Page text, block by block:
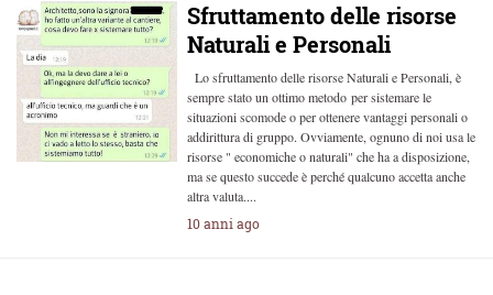
Sfruttamento delle risorse
Naturali e Personali
Lo sfruttamento delle risorse Naturali e Personali, è
sempre stato un ottimo metodo per sistemare le
situazioni scomode o per ottenere vantaggi personali o
addirittura di gruppo. Ovviamente, ognuno di noi usa le
risorse " economiche o naturali" che ha a disposizione,
ma se questo succede è perché qualcuno accetta anche
altra valuta....
10 anni ago